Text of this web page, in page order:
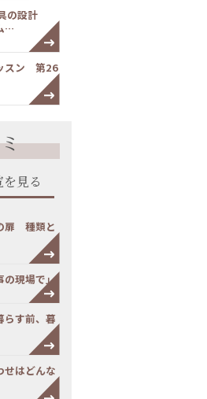
の設計
…
スン 第26
見る
扉 種類と
の現場で」
す前、暮
せはどんな